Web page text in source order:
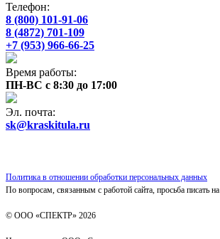
Телефон:
8 (800) 101-91-06
8 (4872) 701-109
+7 (953) 966-66-25
Время работы:
ПН-ВС с 8:30 до 17:00
Эл. почта:
sk@kraskitula.ru
Политика в отношении обработки персональных данных
По вопросам, связанным с работой сайта, просьба писать на
© ООО «СПЕКТР» 2026